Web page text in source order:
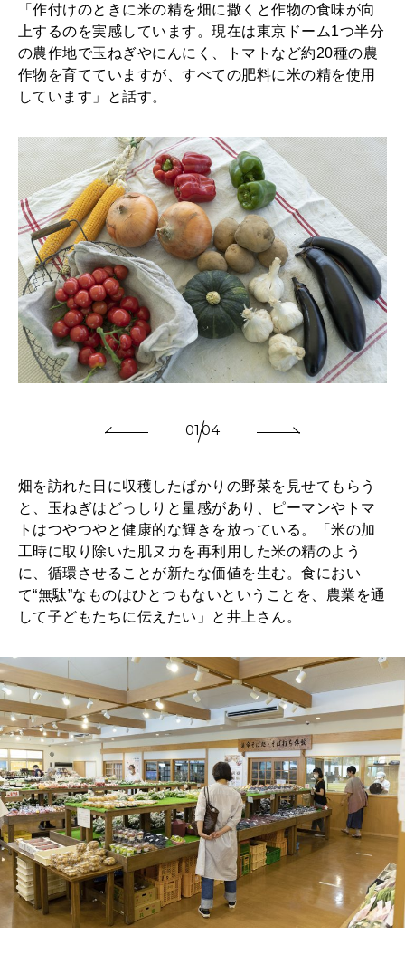
「作付けのときに米の精を畑に撒くと作物の食味が向
上するのを実感しています。現在は東京ドーム1つ半分
の農作地で玉ねぎやにんにく、トマトなど約20種の農
作物を育てていますが、すべての肥料に米の精を使用
しています」と話す。
0104
畑を訪れた日に収穫したばかりの野菜を見せてもらう
と、玉ねぎはどっしりと量感があり、ピーマンやトマ
トはつやつやと健康的な輝きを放っている。「米の加
工時に取り除いた肌ヌカを再利用した米の精のよう
に、循環させることが新たな価値を生む。食におい
て“無駄”なものはひとつもないということを、農業を通
して子どもたちに伝えたい」と井上さん。